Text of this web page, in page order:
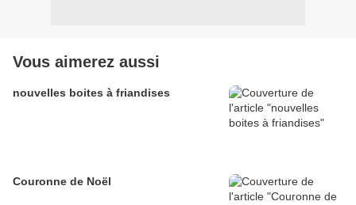
Vous aimerez aussi
nouvelles boites à friandises
Couronne de Noël